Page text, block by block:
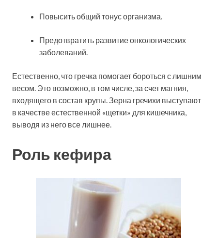
Повысить общий тонус организма.
Предотвратить развитие онкологических
заболеваний.
Естественно, что гречка помогает бороться с лишним
весом. Это возможно, в том числе, за счет магния,
входящего в состав крупы. Зерна гречихи выступают
в качестве естественной «щетки» для кишечника,
выводя из него все лишнее.
Роль кефира